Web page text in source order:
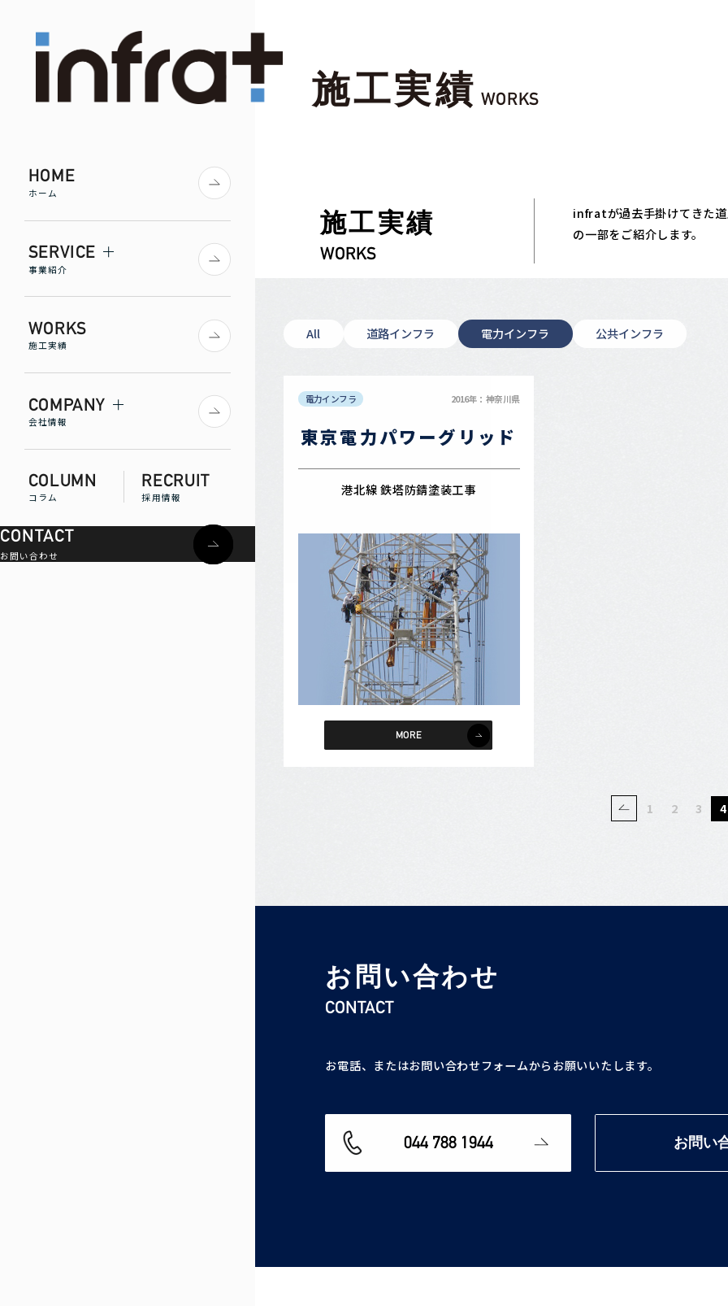
HOME
ホーム
SERVICE
事業紹介
WORKS
施工実績
COMPANY
会社情報
COLUMN
コラム
RECRUIT
採用情報
CONTACT
お問い合わせ
施工実績 WORKS
施工実績
WORKS
infratが過去手掛けてきた
の一部をご紹介します。
All 道路インフラ 電力インフラ 公共インフラ
電力インフラ 2016年：神奈川県
東京電力パワーグリッド
港北線 鉄塔防錆塗装工事
MORE
1 2 3 4
お問い合わせ
CONTACT
お電話、またはお問い合わせフォームからお願いいたします。
044 788 1944 お問い